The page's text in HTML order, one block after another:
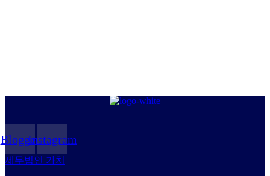
BloggerInstagram
세무법인 가치